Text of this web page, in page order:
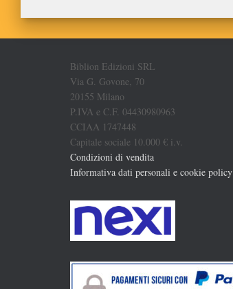
Biblion Edizioni SRL
Via G. Govone, 70
20155 Milano
P.IVA e C.F. 04430980963
CCIAA 1747448
Capitale sociale 10.000 € i.v.
Condizioni di vendita
Informativa dati personali e cookie policy